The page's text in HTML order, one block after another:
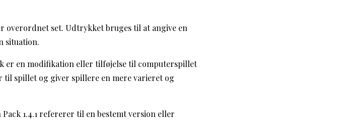
overordnet set. Udtrykket bruges til at angive en
situation.
er en modifikation eller tilføjelse til computerspillet
spillet og giver spillere en mere varieret og
1.4.1 refererer til en bestemt version eller